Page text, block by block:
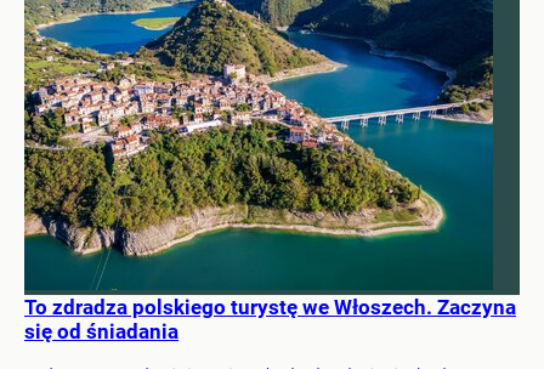
To zdradza polskiego turystę we Włoszech. Zaczyna
się od śniadania